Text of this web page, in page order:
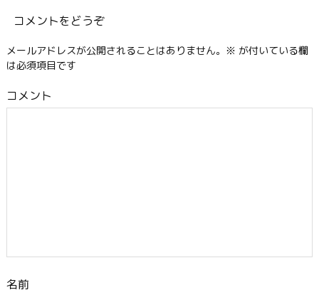
コメントをどうぞ
メールアドレスが公開されることはありません。 ※ が付いている欄
は必須項目です
コメント
名前